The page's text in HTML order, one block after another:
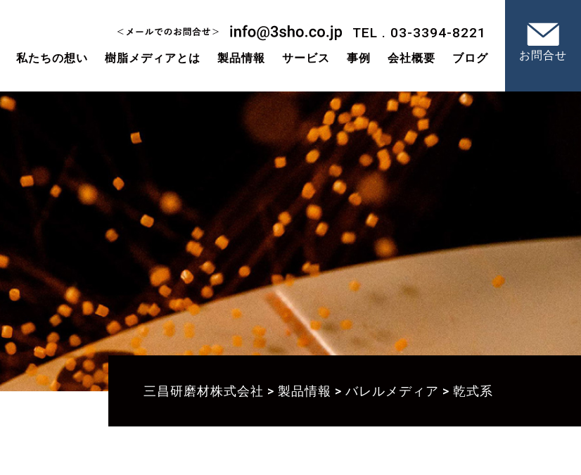
TEL . 03-3394-8221
私たちの想い 樹脂メディアとは 製品情報 サービス 事例 会社概要 ブログ お問合せ
三昌研磨材株式会社 > 製品情報 > バレルメディア > 乾式系